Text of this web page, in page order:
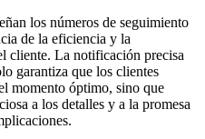
los números de seguimiento
de la eficiencia y la
cliente. La notificación precisa
garantiza que los clientes
momento óptimo, sino que
a los detalles y a la promesa